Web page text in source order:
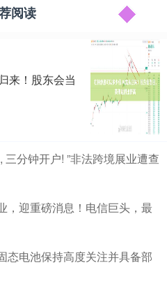
阅读
来！股东会当
三分钟开户! ”非法跨境展业遭查
，迎重磅消息！电信巨头，最
态电池保持高度关注并具备部